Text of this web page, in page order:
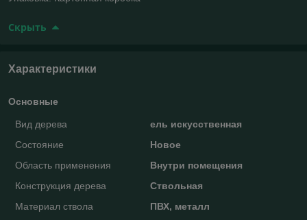
Скрыть
Характеристики
Основные
Вид дерева
ель искусственная
Состояние
Новое
Область применения
Внутри помещения
Конструкция дерева
Ствольная
Материал ствола
ПВХ, металл